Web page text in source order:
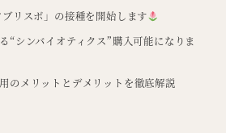
リスボ」の接種を開始します
“シンバイオティクス”購入可能になりま
のメリットとデメリットを徹底解説